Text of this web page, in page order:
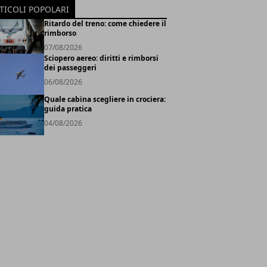
POPOLARI
Ritardo del treno: come chiedere il
rimborso
07/08/2026
Sciopero aereo: diritti e rimborsi
dei passeggeri
06/08/2026
Quale cabina scegliere in crociera:
guida pratica
04/08/2026